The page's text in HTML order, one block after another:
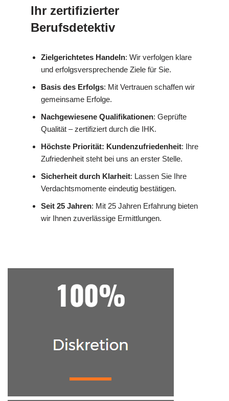
Ihr zertifizierter
Berufsdetektiv
Zielgerichtetes Handeln: Wir verfolgen klare
und erfolgsversprechende Ziele für Sie.
Basis des Erfolgs: Mit Vertrauen schaffen wir
gemeinsame Erfolge.
Nachgewiesene Qualifikationen: Geprüfte
Qualität – zertifiziert durch die IHK.
Höchste Priorität: Kundenzufriedenheit: Ihre
Zufriedenheit steht bei uns an erster Stelle.
Sicherheit durch Klarheit: Lassen Sie Ihre
Verdachtsmomente eindeutig bestätigen.
Seit 25 Jahren: Mit 25 Jahren Erfahrung bieten
wir Ihnen zuverlässige Ermittlungen.